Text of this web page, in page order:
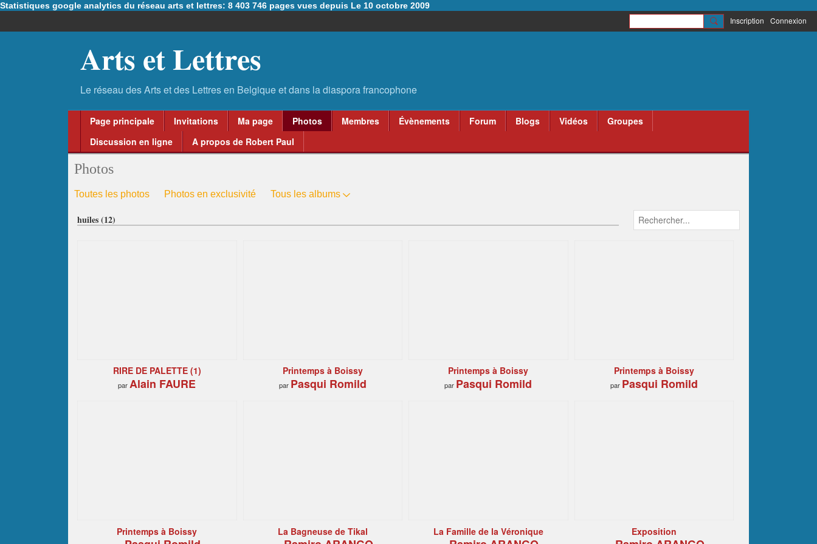
Statistiques google analytics du réseau arts et lettres: 8 403 746 pages vues depuis Le 10 octobre 2009
Inscription Connexion
Arts et Lettres
Page principale Invitations Ma page Photos Membres Évènements Forum Blogs Vidéos
Groupes
Discussion en ligne
A propos de Robert Paul
Photos
Toutes les photos Photos en exclusivité Tous les albums
huiles (12)
RIRE DE PALETTE (1)
par Alain FAURE
Printemps à Boissy
par Pasqui Romild
Printemps à Boissy
par Pasqui Romild
Printemps à Boissy
par Pasqui Romild
Printemps à Boissy La Bagneuse de Tikal La Famille de la Véronique Exposition